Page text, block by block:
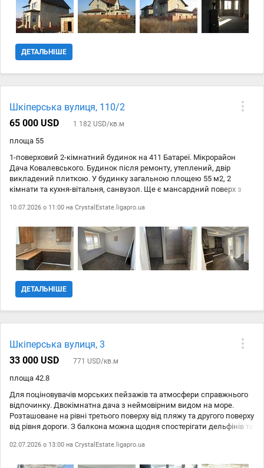
ДЕТАЛЬНІШЕ
Шкіперська вулиця, 110/2
65 000 USD
1 182 USD/кв.м
площа 55
1-поверховий 2-кімнатний будинок на 411 Батареї. Мікрорайон
Дача Ковалевського. Будинок після ремонту, утеплений, двір
викладений плиткою. У будинку загальною площею 55 м2, 2
кімнати та кухня-вітальня, санвузол. Ще є мансардний поверх з
фундаментом, металевим каркасом та стінами із сендвіч-панелей
внутрішні перегородки з вологостійкого гіпсокартону з утепленням
мінеральною ватою. Без опалення. Каналізація септик. Третя лінія
від узбережжя Чорного моря, піший спуск до великого пляжу
займаю близько 3-4 хвилин. Це тихий, зелений приватний сектор.
10.07.2026 о 11:00 на CrystalEstate.ligapro.ua
ДЕТАЛЬНІШЕ
Шкіперська вулиця, 3
33 000 USD
771 USD/кв.м
площа 42.8
Для поціновувачів морських пейзажів та атмосфери справжнього
відпочинку. Двокімнатна дача з неймовірним видом на море.
Розташоване на рівні третього поверху від пляжу та другого поверху
від рівня дороги. З балкона можна щодня спостерігати дельфінів та
поруч вхід та сходи до пляжу, але без зайвого шуму та метушні
02.07.2026 о 13:00 на CrystalEstate.ligapro.ua